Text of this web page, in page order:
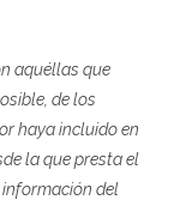
aquéllas que
de los
haya incluido en
la que presta el
del